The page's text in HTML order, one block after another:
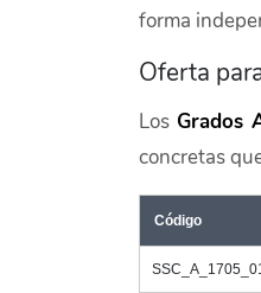
forma
Oferta
Los Grados
concretas
Código